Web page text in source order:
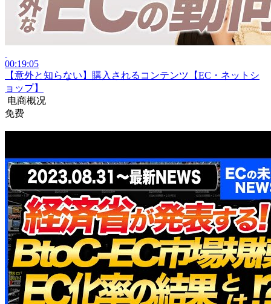
00:19:05
【意外と知らない】購入されるコンテンツ【EC・ネットシ
ョップ】
电商概况
免费